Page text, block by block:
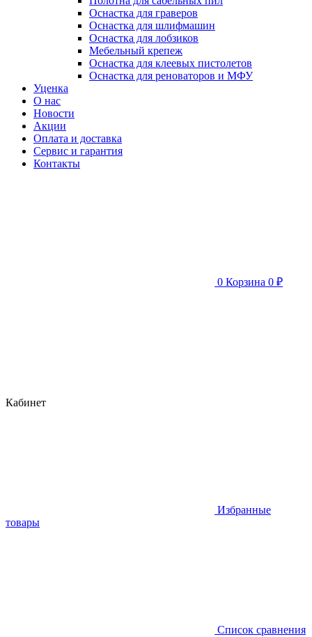
Оснастка для граверов
Оснастка для шлифмашин
Оснастка для лобзиков
Мебельный крепеж
Оснастка для клеевых пистолетов
Оснастка для реноваторов и МФУ
Уценка
О нас
Новости
Акции
Оплата и доставка
Сервис и гарантия
Контакты
0 Корзина 0 ₽
Кабинет
Избранные
товары
Список сравнения